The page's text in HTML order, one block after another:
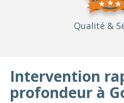
Qualité &
Intervention
profondeur à